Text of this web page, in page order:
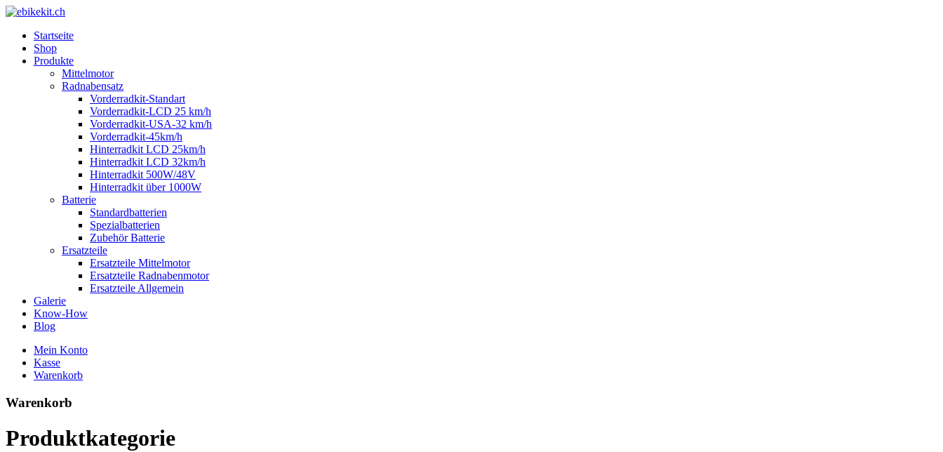
Startseite
Shop
Produkte
Mittelmotor
Radnabensatz
Vorderradkit-Standart
Vorderradkit-LCD 25 km/h
Vorderradkit-USA-32 km/h
Vorderradkit-45km/h
Hinterradkit LCD 25km/h
Hinterradkit LCD 32km/h
Hinterradkit 500W/48V
Hinterradkit über 1000W
Batterie
Standardbatterien
Spezialbatterien
Zubehör Batterie
Ersatzteile
Ersatzteile Mittelmotor
Ersatzteile Radnabenmotor
Ersatzteile Allgemein
Galerie
Know-How
Blog
Mein Konto
Kasse
Warenkorb
Warenkorb
Produktkategorie